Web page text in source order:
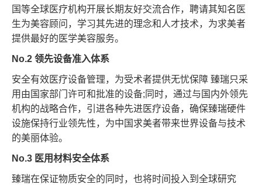
国等全球医疗机构开展长期友好交流合作，聘请其知名医
生为美容顾问，学习其先进的理念和人才技术，为求美者
提供最好的医学美容服务。
No.2 领先设备准入体系
安全有效医疗设备管理，为受术者提供无忧保障 臻瑞只采
用由国家部门许可和批准的设备;同时，通过与国内外领先
机构的战略合作，引进各种先进医疗设备，确保臻瑞硬件
设施保持行业领先性，为中国求美者带来世界设备与技术
的美丽体验。
No.3 医用材料安全体系
臻瑞在保证物质安全的同时，也将时间投入到全球研究